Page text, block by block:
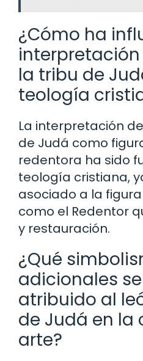
¿Cómo ha
la tribu de
teología
La interpretación
de Judá como
redentora ha sido
teología cristiana,
asociado a la
como el Redentor
y restauración.
¿Qué
adicionales
atribuido al
de Judá en la
arte?